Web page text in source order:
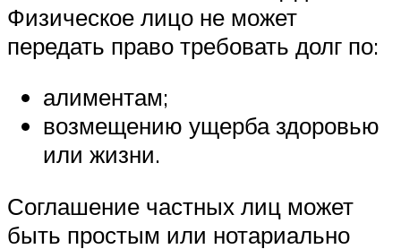
Физическое лицо не может
передать право требовать долг по:
алиментам;
возмещению ущерба здоровью
или жизни.
Соглашение частных лиц может
быть простым или нотариально